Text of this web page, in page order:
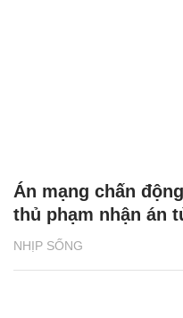
NHỊP SỐNG
Án mạng chấn
thủ phạm nhận án